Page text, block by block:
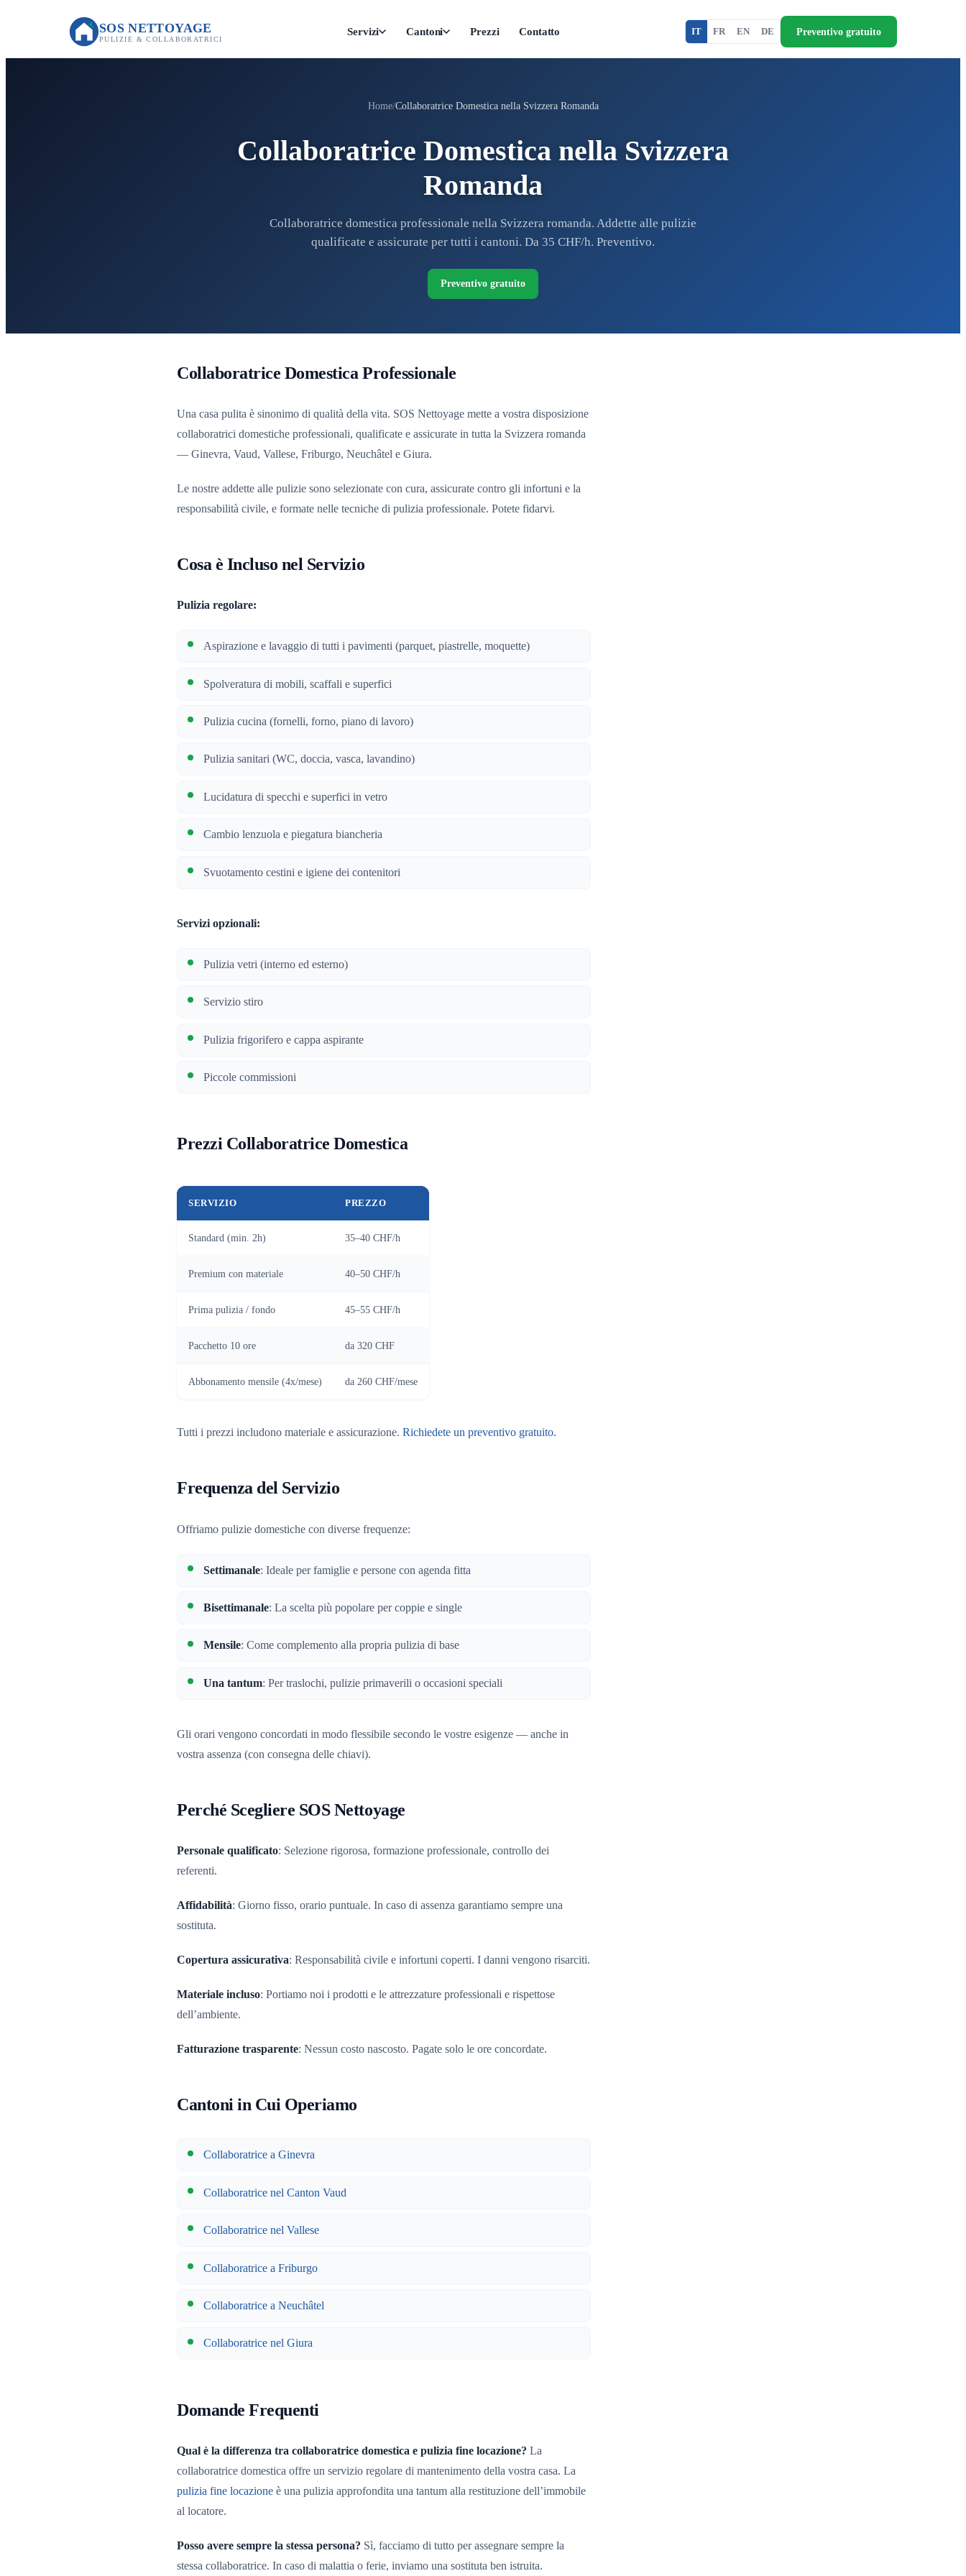
SOS NETTOYAGE
PULIZIE & COLLABORATRICI
Servizi Cantoni Prezzi Contatto IT FR EN DE Preventivo gratuito
Home Collaboratrice Domestica nella Svizzera Romanda
Collaboratrice Domestica nella Svizzera
Romanda
Collaboratrice domestica professionale nella Svizzera romanda. Addette alle pulizie
qualificate e assicurate per tutti i cantoni. Da 35 CHF/h. Preventivo.
Preventivo gratuito
Collaboratrice Domestica Professionale
Una casa pulita è sinonimo di qualità della vita. SOS Nettoyage mette a vostra disposizione
collaboratrici domestiche professionali, qualificate e assicurate in tutta la Svizzera romanda
— Ginevra, Vaud, Vallese, Friburgo, Neuchâtel e Giura.
Le nostre addette alle pulizie sono selezionate con cura, assicurate contro gli infortuni e la
responsabilità civile, e formate nelle tecniche di pulizia professionale. Potete fidarvi.
Cosa è Incluso nel Servizio
Pulizia regolare:
Aspirazione e lavaggio di tutti i pavimenti (parquet, piastrelle, moquette)
Spolveratura di mobili, scaffali e superfici
Pulizia cucina (fornelli, forno, piano di lavoro)
Pulizia sanitari (WC, doccia, vasca, lavandino)
Lucidatura di specchi e superfici in vetro
Cambio lenzuola e piegatura biancheria
Svuotamento cestini e igiene dei contenitori
Servizi opzionali:
Pulizia vetri (interno ed esterno)
Servizio stiro
Pulizia frigorifero e cappa aspirante
Piccole commissioni
Prezzi Collaboratrice Domestica
SERVIZIO PREZZO
Standard (min. 2h) 35–40 CHF/h
Premium con materiale 40–50 CHF/h
Prima pulizia / fondo 45–55 CHF/h
Pacchetto 10 ore da 320 CHF
Abbonamento mensile (4x/mese) da 260 CHF/mese
Tutti i prezzi includono materiale e assicurazione. Richiedete un preventivo gratuito.
Frequenza del Servizio
Offriamo pulizie domestiche con diverse frequenze:
Settimanale: Ideale per famiglie e persone con agenda fitta
Bisettimanale: La scelta più popolare per coppie e single
Mensile: Come complemento alla propria pulizia di base
Una tantum: Per traslochi, pulizie primaverili o occasioni speciali
Gli orari vengono concordati in modo flessibile secondo le vostre esigenze — anche in
vostra assenza (con consegna delle chiavi).
Perché Scegliere SOS Nettoyage
Personale qualificato: Selezione rigorosa, formazione professionale, controllo dei
referenti.
Affidabilità: Giorno fisso, orario puntuale. In caso di assenza garantiamo sempre una
sostituta.
Copertura assicurativa: Responsabilità civile e infortuni coperti. I danni vengono risarciti.
Materiale incluso: Portiamo noi i prodotti e le attrezzature professionali e rispettose
dell’ambiente.
Fatturazione trasparente: Nessun costo nascosto. Pagate solo le ore concordate.
Cantoni in Cui Operiamo
Collaboratrice a Ginevra
Collaboratrice nel Canton Vaud
Collaboratrice nel Vallese
Collaboratrice a Friburgo
Collaboratrice a Neuchâtel
Collaboratrice nel Giura
Domande Frequenti
Qual è la differenza tra collaboratrice domestica e pulizia fine locazione? La
collaboratrice domestica offre un servizio regolare di mantenimento della vostra casa. La
pulizia fine locazione è una pulizia approfondita una tantum alla restituzione dell’immobile
al locatore.
Posso avere sempre la stessa persona? Sì, facciamo di tutto per assegnare sempre la
stessa collaboratrice. In caso di malattia o ferie, inviamo una sostituta ben istruita.